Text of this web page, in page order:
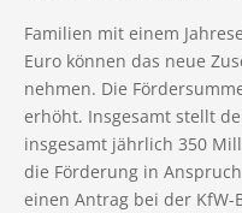
Familien mit einem
Euro können das neue
nehmen. Die
erhöht. Insgesamt stellt
insgesamt jährlich 350
die Förderung in
einen Antrag bei der